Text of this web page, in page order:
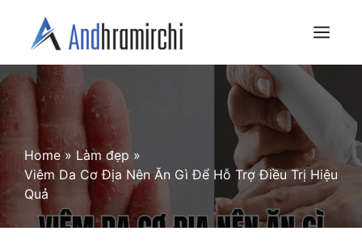
content
Menu
Home » Làm đẹp »
Viêm Da Cơ Địa Nên Ăn Gì Để Hỗ Trợ Điều Trị Hiệu
Quả